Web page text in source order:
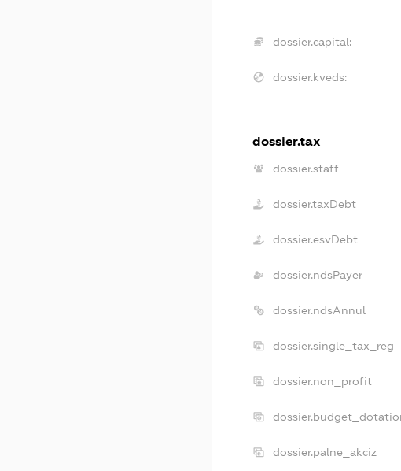
dossier.capital:
dossier.kveds:
dossier.tax
dossier.staff
dossier.taxDebt
dossier.esvDebt
dossier.ndsPayer
dossier.ndsAnnul
dossier.single_tax_reg
dossier.non_profit
dossier.palne_akciz